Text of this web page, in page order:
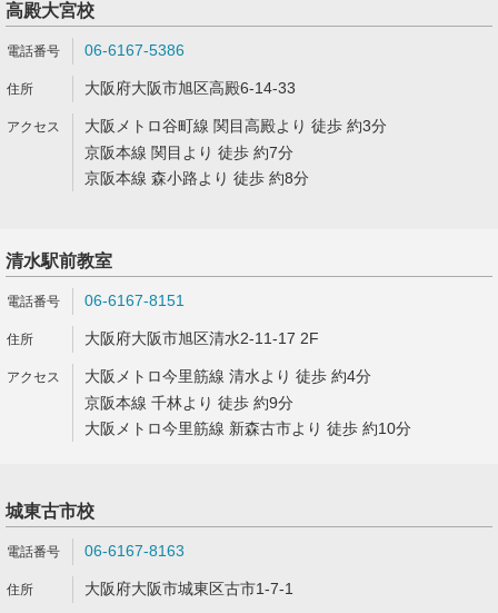
高殿大宮校
06-6167-5386
大阪府大阪市旭区高殿6-14-33
大阪メトロ谷町線 関目高殿より 徒歩 約3分
京阪本線 関目より 徒歩 約7分
京阪本線 森小路より 徒歩 約8分
清水駅前教室
06-6167-8151
大阪府大阪市旭区清水2-11-17 2F
大阪メトロ今里筋線 清水より 徒歩 約4分
京阪本線 千林より 徒歩 約9分
大阪メトロ今里筋線 新森古市より 徒歩 約10分
城東古市校
06-6167-8163
大阪府大阪市城東区古市1-7-1